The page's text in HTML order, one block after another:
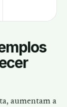
aumentam a